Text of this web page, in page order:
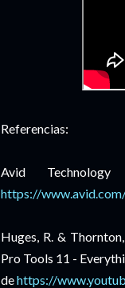
Referencias:
Avid
https://
Huges, R. &
Pro Tools 11 -
dehttps://